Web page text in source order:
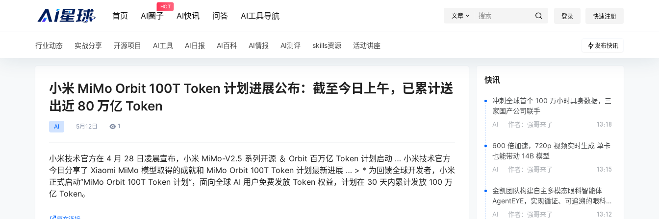
首页 AI圈子
HOT
AI快讯 问答 AI工具导航 文章 登录 快速注册
行业动态 实战分享 开源项目 AI工具 AI日报 AI百科 AI情报 AI测评 skills资源 活动讲座 发布快讯
小米 MiMo Orbit 100T Token 计划进展公布：截至今日上午，已累计送
出近 80 万亿 Token
AI 5月 12日 1
小米技术官方在 4 月 28 日凌晨宣布，小米 MiMo-V2.5 系列开源 ＆ Orbit 百万亿 Token 计划启动 … 小米技术官方
今日分享了 Xiaomi MiMo 模型取得的成就和 MiMo Orbit 100T Token 计划最新进展 … > * 为回馈全球开发者，小米
正式启动”MiMo Orbit 100T Token 计划”，面向全球 AI 用户免费发放 Token 权益，计划在 30 天内累计发放 100 万
亿 Token。
快讯
冲刺全球首个 100 万小时具身数据，三
家国产公司联手
AI 作者： 强哥来了 13:18
600 倍加速，720p 视频实时生成 单卡
也能带动 14B 模型
AI 作者： 强哥来了 13:15
金凯团队构建自主多模态眼科智能体
AgentEYE，实现循证、可追溯的眼科诊
断
AI 作者： 强哥来了 13:12